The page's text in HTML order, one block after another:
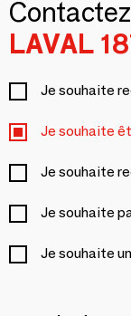
LAVAL
Je souhaite
Je souhaite
Je souhaite
Je souhaite
Je souhaite